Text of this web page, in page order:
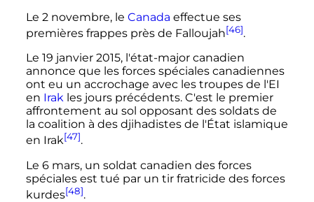
Le 2 novembre, le Canada effectue ses
premières frappes près de Falloujah[46].
Le 19 janvier 2015, l'état-major canadien
annonce que les forces spéciales canadiennes
ont eu un accrochage avec les troupes de l'EI
en Irakles jours précédents. C'est le premier
affrontement au sol opposant des soldats de
la coalition à des djihadistes de l'État islamique
en Irak[47].
Le 6 mars, un soldat canadien des forces
spéciales est tué par un tir fratricide des forces
kurdes[48].